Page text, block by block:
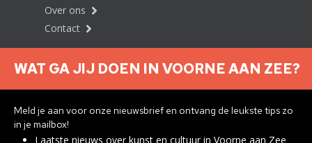
Over ons
Contact
Nieuwsbrief aanmelden
WAT GA JIJ DOEN IN VOORNE AAN ZEE?
Meld je aan voor onze nieuwsbrief en ontvang de leukste tips zo
in je mailbox!
Laatste nieuws over kunst en cultuur in Voorne aan Zee